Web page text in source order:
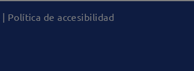
| Política de accesibilidad